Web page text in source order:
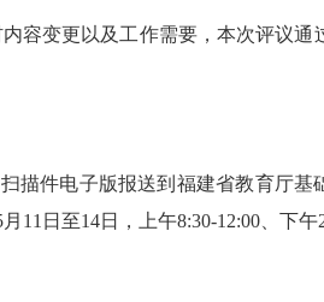
容变更以及工作需要，本次评议通
描件电子版报送到福建省教育厅基
11日至14日，上午8:30-12:00、下午